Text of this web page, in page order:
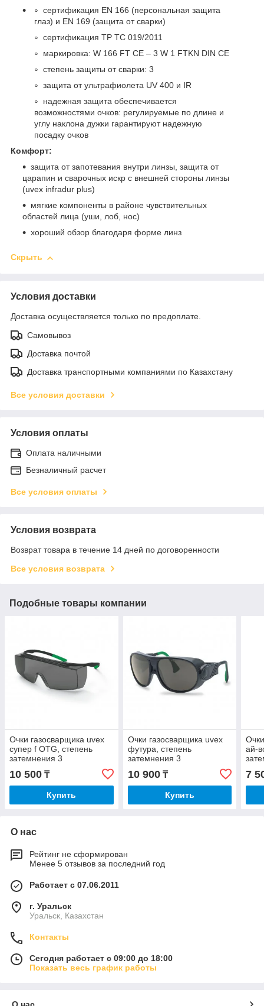
сертификация EN 166 (персональная защита
глаз) и EN 169 (защита от сварки)
сертификация ТР ТС 019/2011
маркировка: W 166 FT CE – 3 W 1 FTKN DIN CE
степень защиты от сварки: 3
защита от ультрафиолета UV 400 и IR
надежная защита обеспечивается
возможностями очков: регулируемые по длине и
углу наклона дужки гарантируют надежную
посадку очков
Комфорт:
защита от запотевания внутри линзы, защита от
царапин и сварочных искр с внешней стороны линзы
(uvex infradur plus)
мягкие компоненты в районе чувствительных
областей лица (уши, лоб, нос)
хороший обзор благодаря форме линз
Скрыть
Условия доставки
Доставка осуществляется только по предоплате.
Самовывоз
Доставка почтой
Доставка транспортными компаниями по Казахстану
Все условия доставки
Условия оплаты
Оплата наличными
Безналичный расчет
Все условия оплаты
Условия возврата
Возврат товара в течение 14 дней по договоренности
Все условия возврата
Подобные товары компании
Очки газосварщика uvex
супер f OTG, степень
затемнения 3
10 500 ₸
Купить
Очки газосварщика uvex
футура, степень
затемнения 3
10 900₸
Купить
ай-
7
О нас
Рейтинг не сформирован
Менее 5 отзывов за последний год
Работает с 07.06.2011
г. Уральск
Уральск, Казахстан
Контакты
Сегодня работает с 09:00 до 18:00
Показать весь график работы